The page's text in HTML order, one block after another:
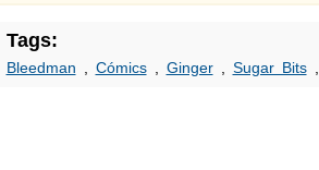
Tags:
Bleedman Cómics, Ginger, Sugar Bits,